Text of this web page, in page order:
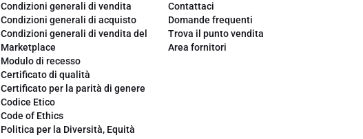
Condizioni generali di vendita
Condizioni generali di acquisto
Condizioni generali di vendita del
Marketplace
Modulo di recesso
Certificato di qualità
Certificato per la parità di genere
Codice Etico
Code of Ethics
Politica per la Diversità, Equità
Contattaci
Domande frequenti
Trova il punto vendita
Area fornitori